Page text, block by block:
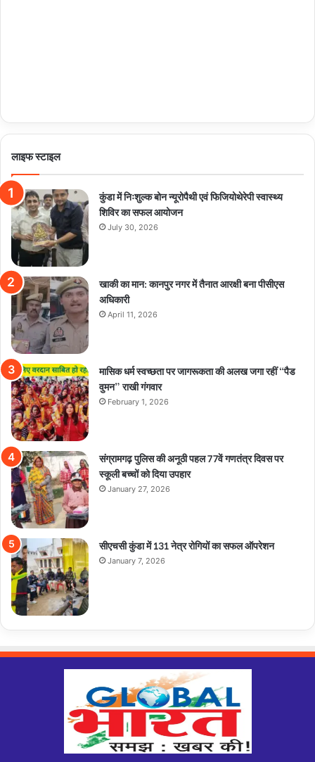
लाइफ स्टाइल
कुंडा में निःशुल्क बोन न्यूरोपैथी एवं फिजियोथेरेपी स्वास्थ्य
शिविर का सफल आयोजन
July 30, 2026
खाकी का मान: कानपुर नगर में तैनात आरक्षी बना पीसीएस
अधिकारी
April 11, 2026
मासिक धर्म स्वच्छता पर जागरूकता की अलख जगा रहीं “पैड
वुमन” राखी गंगवार
February 1, 2026
संग्रामगढ़ पुलिस की अनूठी पहल 77वें गणतंत्र दिवस पर
स्कूली बच्चों को दिया उपहार
January 27, 2026
सीएचसी कुंडा में 131 नेत्र रोगियों का सफल ऑपरेशन
January 7, 2026